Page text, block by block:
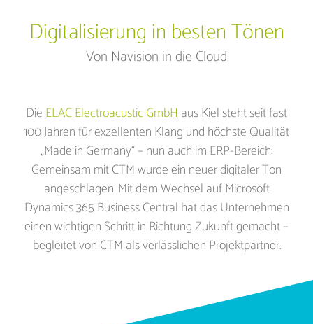
Digitalisierung in besten Tönen
Von Navision in die Cloud
DieELAC Electroacustic GmbHaus Kiel steht seit fast
100 Jahren für exzellenten Klang und höchste Qualität
„Made in Germany“ – nun auch im ERP-Bereich:
Gemeinsam mit CTM wurde ein neuer digitaler Ton
angeschlagen. Mit dem Wechsel auf Microsoft
Dynamics 365 Business Central hat das Unternehmen
einen wichtigen Schritt in Richtung Zukunft gemacht –
begleitet von CTM als verlässlichen Projektpartner.